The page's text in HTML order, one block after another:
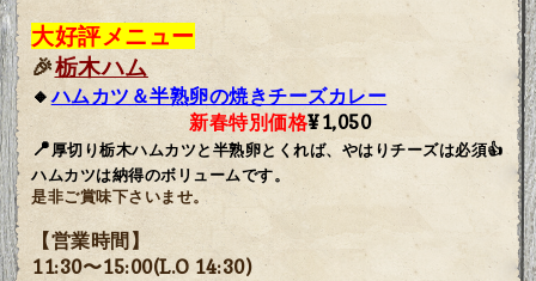
大好評メニュー
🎉栃木ハム
🔸ハムカツ＆半熟卵の焼きチーズカレー
新春特別価格¥1,050
📍厚切り栃木ハムカツと半熟卵とくれば、やはりチーズは必須👍
ハムカツは納得のボリュームです。
是非ご賞味下さいませ。
【営業時間】
11:30〜15:00(L.O 14:30)